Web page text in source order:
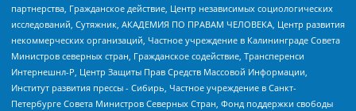
партнерства, Гражданское действие, Центр независимых социологических
исследований, Сутяжник, АКАДЕМИЯ ПО ПРАВАМ ЧЕЛОВЕКА, Центр развития
некоммерческих организаций, Частное учреждение в Калининграде Совета
Министров северных стран, Гражданское содействие, Трансперенси
Интернешнл-Р, Центр Защиты Прав Средств Массовой Информации,
Институт развития прессы - Сибирь, Частное учреждение в Санкт-
Петербурге Совета Министров Северных Стран, Фонд поддержки свободы